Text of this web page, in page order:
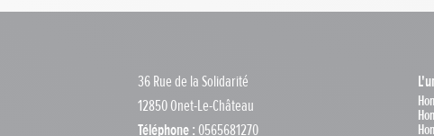
36 Rue de la Solidarité
12850 Onet-Le-Château
Téléphone : 0565681270